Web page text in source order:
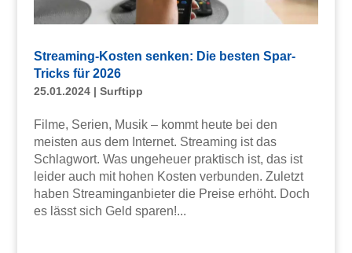
Streaming-Kosten senken: Die besten Spar-
Tricks für 2026
25.01.2024| Surftipp
Filme, Serien, Musik – kommt heute bei den
meisten aus dem Internet. Streaming ist das
Schlagwort. Was ungeheuer praktisch ist, das ist
leider auch mit hohen Kosten verbunden. Zuletzt
haben Streaminganbieter die Preise erhöht. Doch
es lässt sich Geld sparen!...